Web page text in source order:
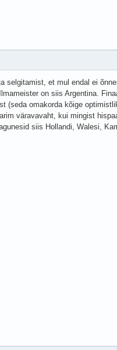
selgitamist, et mul endal ei
on siis Argentina.
(seda omakorda kõige
väravavaht, kui mingist
siis Hollandi, Walesi,